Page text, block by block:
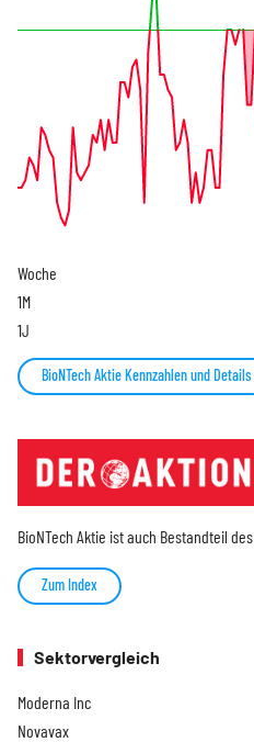
Woche
1M
1J
BioNTech Aktie Kennzahlen und Details
BioNTech Aktie ist auch Bestandteil des
Zum Index
Sektorvergleich
Moderna Inc
Novavax